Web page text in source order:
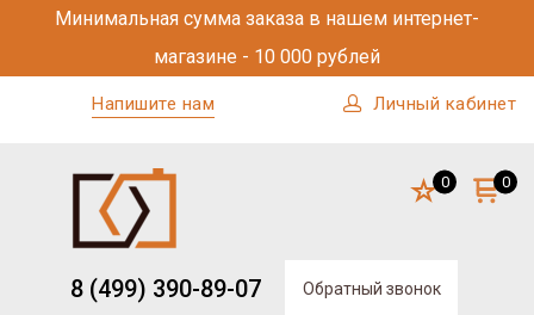
Минимальная сумма заказа в нашем интернет-
магазине - 10 000 рублей
Напишите нам Личный кабинет
8 (499) 390-89-07 Обратный звонок
0 0